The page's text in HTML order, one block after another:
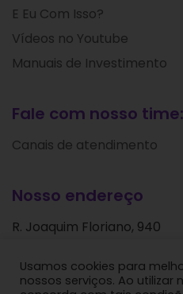
E Eu Com Isso?
Vídeos no Youtube
Manuais de Investimento
Fale com nosso time:
Canais de atendimento
Nosso endereço
R. Joaquim Floriano, 940
São Paulo - SP
CEP: 04534-004
Usamos cookies para
nossos serviços. Ao utilizar